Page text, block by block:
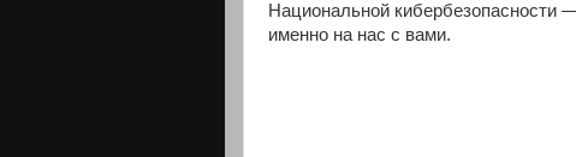
Национальной кибербезопасности
именно на нас с вами.